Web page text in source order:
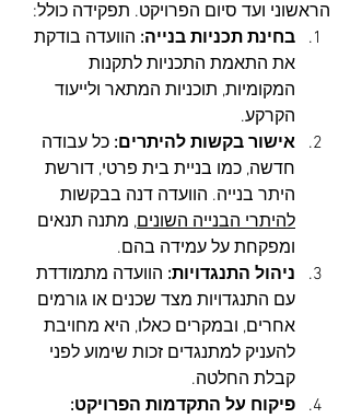
הראשוני ועד סיום הפרויקט. תפקידה כולל:
בחינת תכניות בנייה: הוועדה בודקת
את התאמת התכניות לתקנות
המקומיות, תוכניות המתאר ולייעוד
הקרקע.
אישור בקשות להיתרים: כל עבודה
חדשה, כמו בניית בית פרטי, דורשת
היתר בנייה. הוועדה דנה בבקשות
להיתרי הבנייה השונים, מתנה תנאים
ומפקחת על עמידה בהם.
ניהול התנגדויות: הוועדה מתמודדת
עם התנגדויות מצד שכנים או גורמים
אחרים, ובמקרים כאלו, היא מחויבת
להעניק למתנגדים זכות שימוע לפני
קבלת החלטה.
פיקוח על התקדמות הפרויקט: